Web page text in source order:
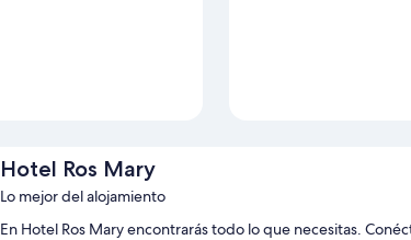
Hotel Ros Mary
Lo mejor del alojamiento
En Hotel Ros Mary encontrarás todo lo que necesitas.